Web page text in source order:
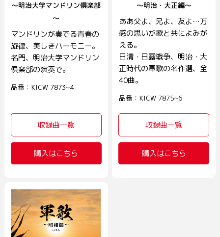
～明治大学マンドリン倶楽部
～
マンドリンが奏でる青春の
旋律、美しきハーモニー。
名門、明治大学マンドリン
倶楽部の演奏で。
品番：KICW 7873~4
収録曲一覧
購入はこちら
～明治・大正編～
ああ父よ、兄よ、友よ…万
感の思いが歌と共によみが
える。
日清・日露戦争、明治・大
正時代の軍歌の名作選、全
40曲。
品番：KICW 7875~6
収録曲一覧
購入はこちら